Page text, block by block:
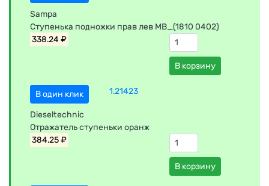
Sampa
Ступенька подножки прав лев MB_(1810 0402)
338.24 ₽
В корзину
В один клик 1.21423
Dieseltechnic
Отражатель ступеньки оранж
384.25 ₽
В корзину